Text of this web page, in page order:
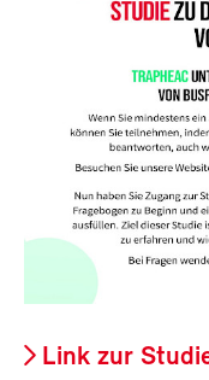
Link zur